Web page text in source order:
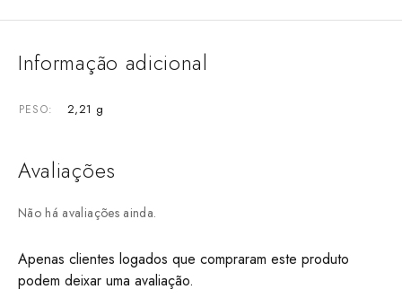
Informação adicional
PESO 2,21 g
Avaliações
Não há avaliações ainda.
Apenas clientes logados que compraram este produto
podem deixar uma avaliação.